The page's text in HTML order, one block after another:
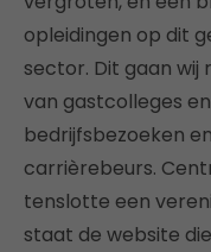
opleidingen op dit
sector. Dit gaan wij
van gastcolleges
bedrijfsbezoeken
carrièrebeurs.
tenslotte een
staat de website